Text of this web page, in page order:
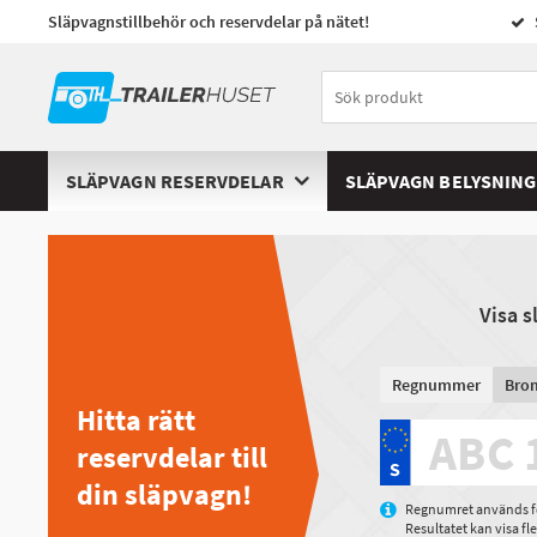
Släpvagnstillbehör och reservdelar på nätet!
SLÄPVAGN RESERVDELAR SLÄPVAGN BELYSNING
Hitta rätt
reservdelar till
din släpvagn!
Visa
Regnummer
Regnumret används
Resultatet kan visa